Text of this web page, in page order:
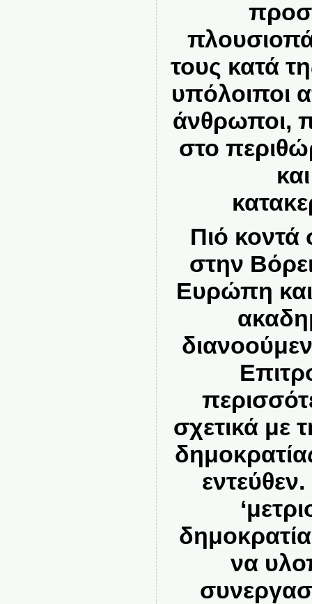
τους κατά
υπόλοιποι
άνθρωποι,
στο
Πιό
στην
Ευρώπη
σχετικά με
να